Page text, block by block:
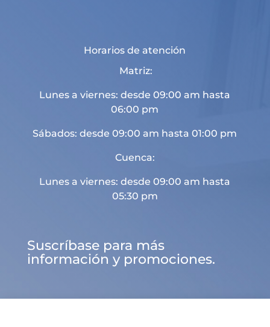
Horarios de atención
Matriz:
Lunes a viernes: desde 09:00 am hasta
06:00 pm
Sábados: desde 09:00 am hasta 01:00 pm
Cuenca:
Lunes a viernes: desde 09:00 am hasta
05:30 pm
Suscríbase para más
información y promociones.